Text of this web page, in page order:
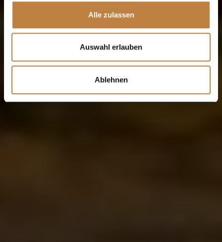
Alle zulassen
Auswahl erlauben
Ablehnen